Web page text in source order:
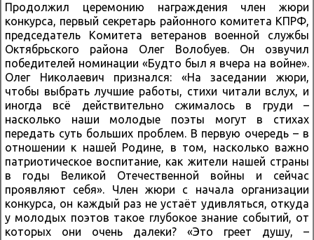
Продолжил церемонию награждения член жюри
конкурса, первый секретарь районного комитета КПРФ,
председатель Комитета ветеранов военной службы
Октябрьского района Олег Волобуев. Он озвучил
победителей номинации «Будто был я вчера на войне».
Олег Николаевич признался: «На заседании жюри,
чтобы выбрать лучшие работы, стихи читали вслух, и
иногда всё действительно сжималось в груди –
насколько наши молодые поэты могут в стихах
передать суть больших проблем. В первую очередь – в
отношении к нашей Родине, в том, насколько важно
патриотическое воспитание, как жители нашей страны
в годы Великой Отечественной войны и сейчас
проявляют себя». Член жюри с начала организации
конкурса, он каждый раз не устаёт удивляться, откуда
у молодых поэтов такое глубокое знание событий, от
которых они очень далеки? «Это греет душу, –